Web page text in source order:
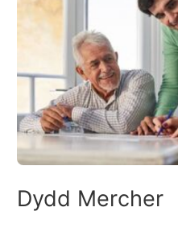
Dydd Mercher